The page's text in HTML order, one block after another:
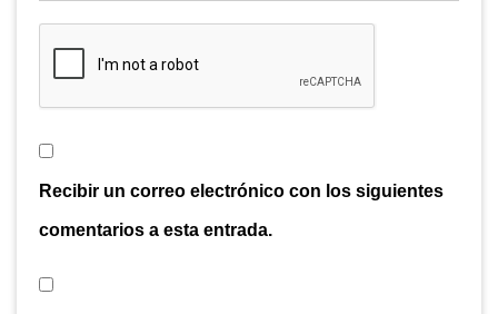
Recibir un correo electrónico con los siguientes
comentarios a esta entrada.